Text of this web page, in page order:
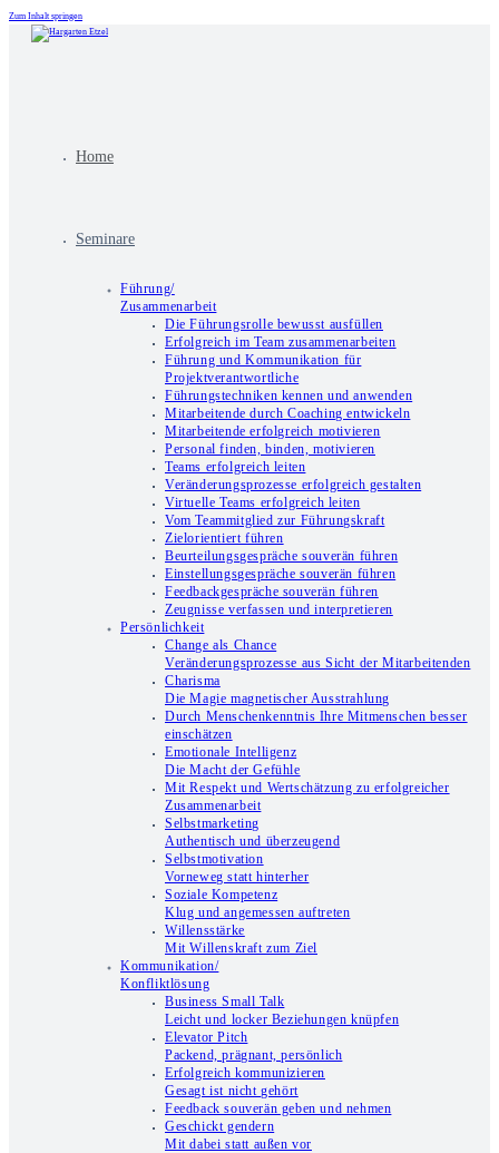
Zum Inhalt springen
Home
Seminare
Führung/
Zusammenarbeit
Die Führungsrolle bewusst ausfüllen
Erfolgreich im Team zusammenarbeiten
Führung und Kommunikation für
Projektverantwortliche
Führungstechniken kennen und anwenden
Mitarbeitende durch Coaching entwickeln
Mitarbeitende erfolgreich motivieren
Personal finden, binden, motivieren
Teams erfolgreich leiten
Veränderungsprozesse erfolgreich gestalten
Virtuelle Teams erfolgreich leiten
Vom Teammitglied zur Führungskraft
Zielorientiert führen
Beurteilungsgespräche souverän führen
Einstellungsgespräche souverän führen
Feedbackgespräche souverän führen
Zeugnisse verfassen und interpretieren
Persönlichkeit
Change als Chance
Veränderungsprozesse aus Sicht der Mitarbeitenden
Charisma
Die Magie magnetischer Ausstrahlung
Durch Menschenkenntnis Ihre Mitmenschen besser
einschätzen
Emotionale Intelligenz
Die Macht der Gefühle
Mit Respekt und Wertschätzung zu erfolgreicher
Zusammenarbeit
Selbstmarketing
Authentisch und überzeugend
Selbstmotivation
Vorneweg statt hinterher
Soziale Kompetenz
Klug und angemessen auftreten
Willensstärke
Mit Willenskraft zum Ziel
Kommunikation/
Konfliktlösung
Business Small Talk
Leicht und locker Beziehungen knüpfen
Elevator Pitch
Packend, prägnant, persönlich
Erfolgreich kommunizieren
Gesagt ist nicht gehört
Feedback souverän geben und nehmen
Geschickt gendern
Mit dabei statt außen vor